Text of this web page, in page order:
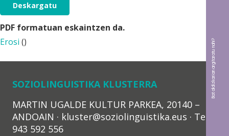
Deskargatu
PDF formatuan eskaintzen da.
Erosi ()
SOZIOLINGUISTIKA KLUSTERRA
MARTIN UGALDE KULTUR PARKEA, 20140 –
ANDOAIN · kluster@soziolinguistika.eus · Tel.:
943 592 556
Bat aldizkarian argitaratu nahi?